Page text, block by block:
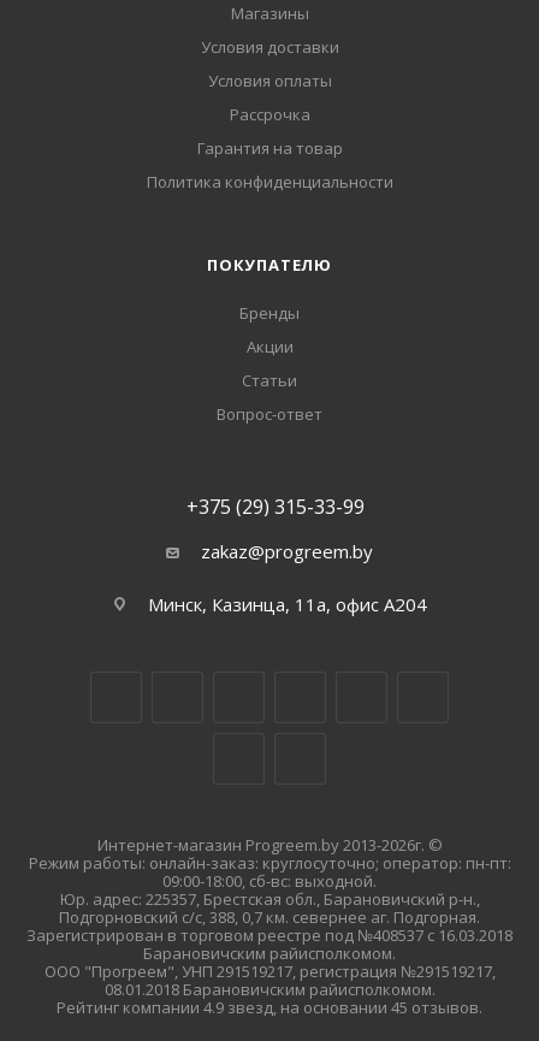
Магазины
Условия доставки
Условия оплаты
Рассрочка
Гарантия на товар
Политика конфиденциальности
ПОКУПАТЕЛЮ
Бренды
Акции
Статьи
Вопрос-ответ
+375 (29) 315-33-99
zakaz@progreem.by
Минск, Казинца, 11а, офис А204
Интернет-магазин Progreem.by 2013-2026г. ©
Режим работы: онлайн-заказ: круглосуточно; оператор: пн-пт:
09:00-18:00, сб-вс: выходной.
Юр. адрес: 225357, Брестская обл., Барановичский р-н.,
Подгорновский с/с, 388, 0,7 км. севернее аг. Подгорная.
Зарегистрирован в торговом реестре под №408537 с 16.03.2018
Барановичским райисполкомом.
ООО "Прогреем", УНП 291519217, регистрация №291519217,
08.01.2018 Барановичским райисполкомом.
Рейтинг компании 4.9 звезд, на основании 45 отзывов.